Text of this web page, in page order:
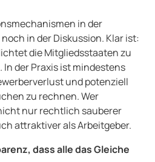
in der
in der Diskussion. Klar ist:
die Mitgliedsstaaten zu
der Praxis ist mindestens
und potenziell
zu rechnen. Wer
nur rechtlich sauberer
attraktiver als Arbeitgeber.
dass alle das Gleiche